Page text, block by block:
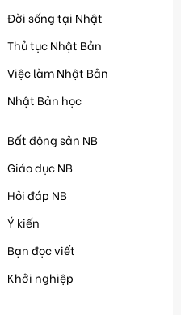
Đời sống tại Nhật
Thủ tục Nhật Bản
Việc làm Nhật Bản
Nhật Bản học
Bất động sản NB
Giáo dục NB
Hỏi đáp NB
Ý kiến
Bạn đọc viết
Khởi nghiệp